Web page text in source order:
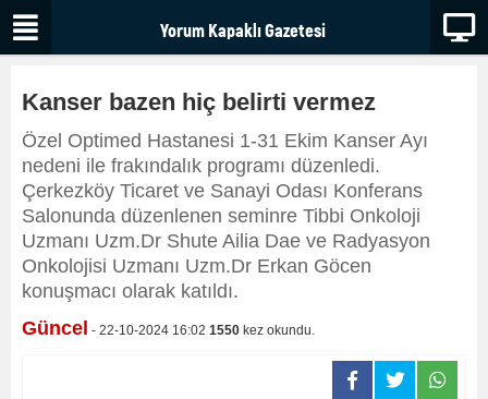
Kanser bazen hiç belirti vermez
Özel Optimed Hastanesi 1-31 Ekim Kanser Ayı
nedeni ile frakındalık programı düzenledi.
Çerkezköy Ticaret ve Sanayi Odası Konferans
Salonunda düzenlenen seminre Tibbi Onkoloji
Uzmanı Uzm.Dr Shute Ailia Dae ve Radyasyon
Onkolojisi Uzmanı Uzm.Dr Erkan Göcen
konuşmacı olarak katıldı.
Güncel - 22-10-2024 16:02 1550 kez okundu.